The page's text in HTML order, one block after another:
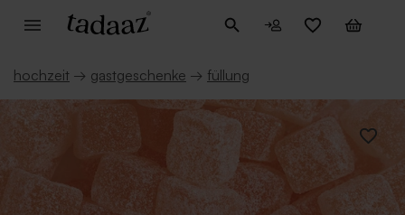
hochzeit → gastgeschenke → füllung